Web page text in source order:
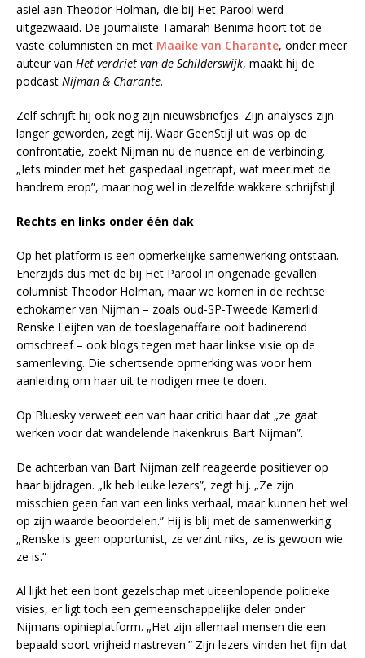
asiel aan Theodor Holman, die bij Het Parool werd
uitgezwaaid. De journaliste Tamarah Benima hoort tot de
vaste columnisten en met Maaike van Charante, onder meer
auteur van Het verdriet van de Schilderswijk, maakt hij de
podcast Nijman & Charante.
Zelf schrijft hij ook nog zijn nieuwsbriefjes. Zijn analyses zijn
langer geworden, zegt hij. Waar GeenStijl uit was op de
confrontatie, zoekt Nijman nu de nuance en de verbinding.
„Iets minder met het gaspedaal ingetrapt, wat meer met de
handrem erop”, maar nog wel in dezelfde wakkere schrijfstijl.
Rechts en links onder één dak
Op het platform is een opmerkelijke samenwerking ontstaan.
Enerzijds dus met de bij Het Parool in ongenade gevallen
columnist Theodor Holman, maar we komen in de rechtse
echokamer van Nijman – zoals oud-SP-Tweede Kamerlid
Renske Leijten van de toeslagenaffaire ooit badinerend
omschreef – ook blogs tegen met haar linkse visie op de
samenleving. Die schertsende opmerking was voor hem
aanleiding om haar uit te nodigen mee te doen.
Op Bluesky verweet een van haar critici haar dat „ze gaat
werken voor dat wandelende hakenkruis Bart Nijman”.
De achterban van Bart Nijman zelf reageerde positiever op
haar bijdragen. „Ik heb leuke lezers”, zegt hij. „Ze zijn
misschien geen fan van een links verhaal, maar kunnen het wel
op zijn waarde beoordelen.” Hij is blij met de samenwerking.
„Renske is geen opportunist, ze verzint niks, ze is gewoon wie
ze is.”
Al lijkt het een bont gezelschap met uiteenlopende politieke
visies, er ligt toch een gemeenschappelijke deler onder
Nijmans opinieplatform. „Het zijn allemaal mensen die een
bepaald soort vrijheid nastreven.” Zijn lezers vinden het fijn dat